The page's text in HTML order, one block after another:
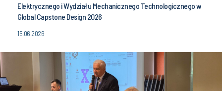
Elektrycznego i Wydziału Mechanicznego Technologicznego w
Global Capstone Design 2026
15.06.2026